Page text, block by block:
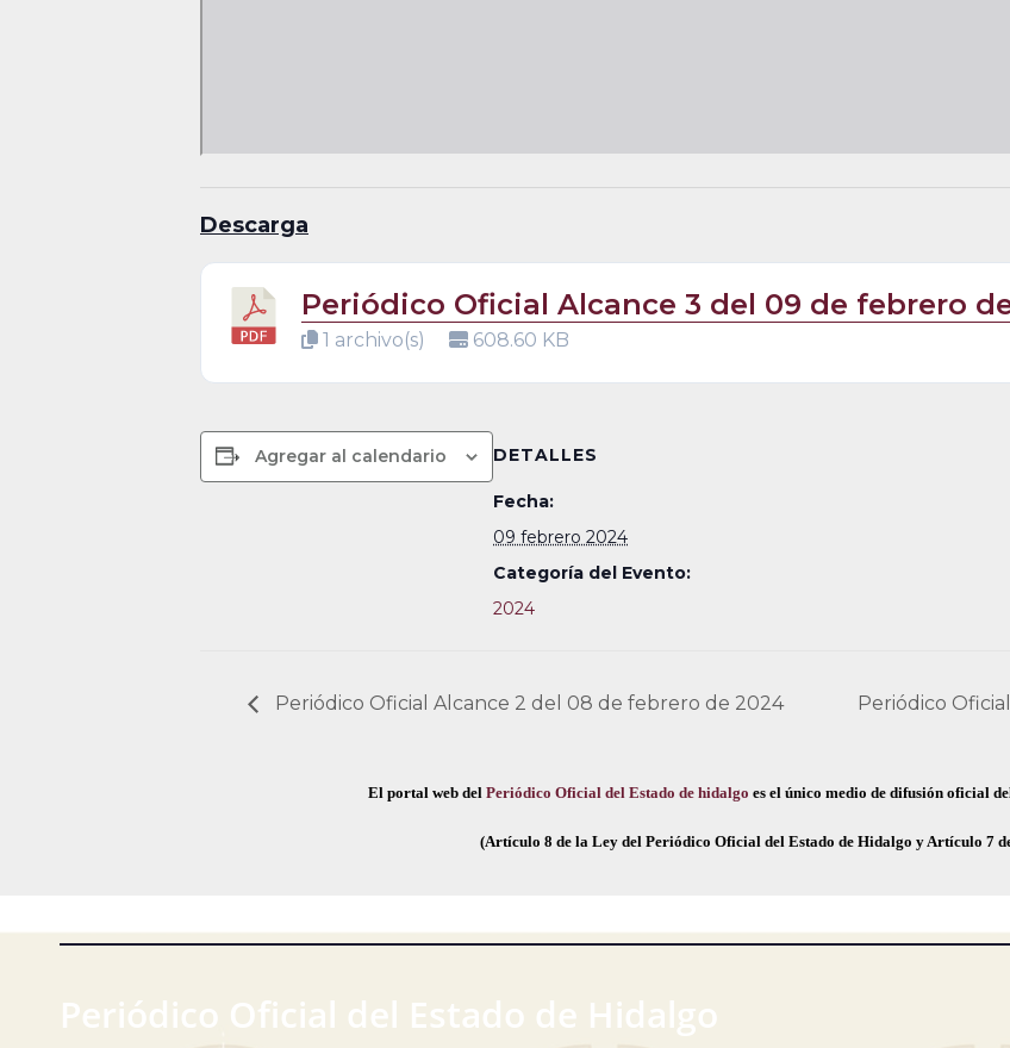
Descarga
Periódico Oficial Alcance 3 del 09 de febrero
1 archivo(s) 608.60 KB
Agregar al calendario DETALLES
Fecha:
09 febrero 2024
Categoría del Evento:
2024
Periódico Oficial Alcance 2 del 08 de febrero de 2024 Periódico
El portal web del Periódico Oficial del Estado de hidalgo es el único medio de difusión oficial
(Artículo 8 de la Ley del Periódico Oficial del Estado de Hidalgo y Artículo 7
Periódico Oficial del Estado de Hidalgo